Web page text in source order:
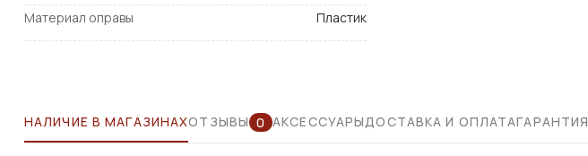
Материал оправы Пластик
НАЛИЧИЕ В МАГАЗИНАХОТЗЫВЫ 0 АКСЕССУАРЫДОСТАВКА И ОПЛАТАГАРАНТИЯ